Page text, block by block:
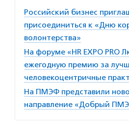
Российский бизнес
присоединиться к «Дню
волонтерства»
На форуме «HR EXPO PRO
ежегодную премию за
человекоцентричные
На ПМЭФ представили
направление «Добрый